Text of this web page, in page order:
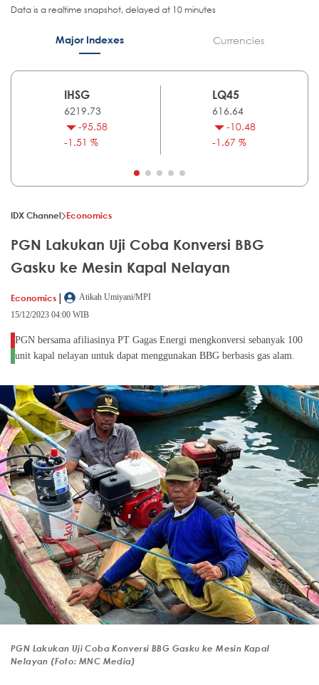
Data is a realtime snapshot, delayed at 10 minutes
Major Indexes Currencies
IHSG
6219.73
-95.58
-1.51 %
LQ45
616.64
-10.48
-1.67 %
IDX Channel Economics
PGN Lakukan Uji Coba Konversi BBG
Gasku ke Mesin Kapal Nelayan
Economics |
Atikah Umiyani/MPI
15/12/2023 04:00 WIB
PGN bersama afiliasinya PT Gagas Energi mengkonversi sebanyak 100
unit kapal nelayan untuk dapat menggunakan BBG berbasis gas alam.
PGN Lakukan Uji Coba Konversi BBG Gasku ke Mesin Kapal
Nelayan (Foto: MNC Media)